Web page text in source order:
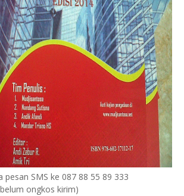
pesan SMS ke 087 88 55 89 333
ongkos kirim)